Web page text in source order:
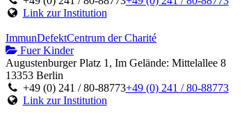
Link zur Institution
ImmunDefektCentrum der Charité
Fuer Kinder
Augustenburger Platz 1, Im Gelände: Mittelallee 8
13353 Berlin
+49 (0) 241 / 80-88773+49 (0) 241 / 80-88773
Link zur Institution